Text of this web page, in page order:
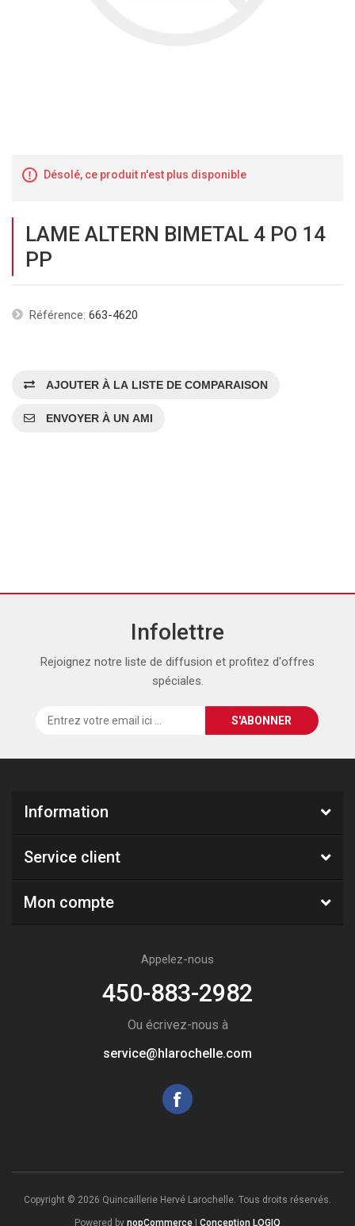
Désolé, ce produit n'est plus disponible
LAME ALTERN BIMETAL 4 PO 14
PP
Référence: 663-4620
AJOUTER À LA LISTE DE COMPARAISON
ENVOYER À UN AMI
Infolettre
Rejoignez notre liste de diffusion et profitez d'offres
spéciales.
Information
Service client
Mon compte
Appelez-nous
450-883-2982
Ou écrivez-nous à
service@hlarochelle.com
Copyright © 2026 Quincaillerie Hervé Larochelle. Tous droits réservés.
Powered by nopCommerce Conception LOGIQ